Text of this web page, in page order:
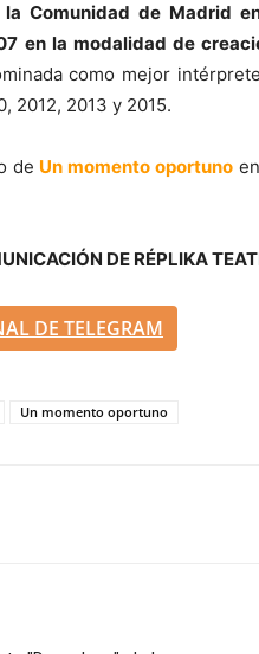
Comunidad de Madrid
en la modalidad de
como mejor
2012, 2013 y 2015.
de Un momento oportunoen
DE RÉPLIKA
DE TELEGRAM
Un momento oportuno